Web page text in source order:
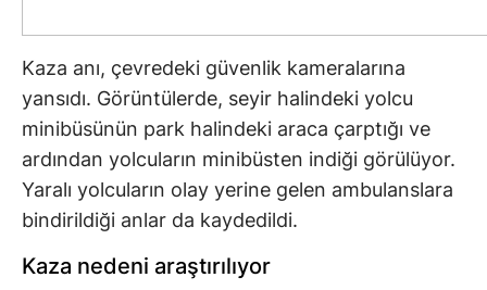
Kaza anı, çevredeki güvenlik kameralarına
yansıdı. Görüntülerde, seyir halindeki yolcu
minibüsünün park halindeki araca çarptığı ve
ardından yolcuların minibüsten indiği görülüyor.
Yaralı yolcuların olay yerine gelen ambulanslara
bindirildiği anlar da kaydedildi.
Kaza nedeni araştırılıyor